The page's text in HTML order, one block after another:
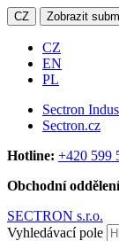
CZ Zobrazit
CZ
EN
PL
Sectron
Sectron.cz
Hotline: +420 599
Obchodní
SECTRON s.r.o.
Vyhledávací pole